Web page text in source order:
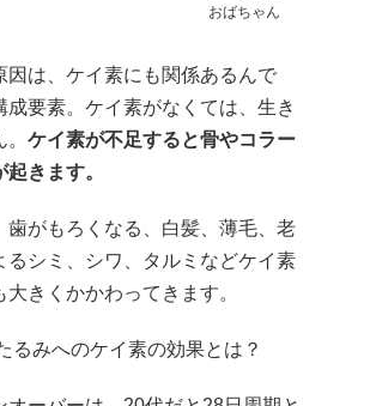
おばちゃん
因は、ケイ素にも関係あるんで
成要素。ケイ素がなくては、生き
ケイ素が不足すると骨やコラー
きます。
歯がもろくなる、白髪、薄毛、老
るシミ、シワ、タルミなどケイ素
大きくかかわってきます。
るみへのケイ素の効果とは？